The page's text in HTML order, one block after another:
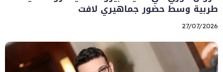
طربية وسط حضور جماهيري لافت
27/07/2026